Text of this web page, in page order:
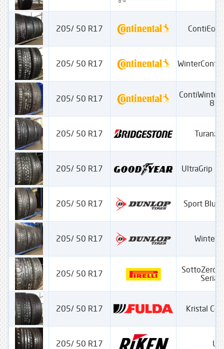
205/ 50 R17
205/ 50 R17
205/ 50 R17
205/ 50 R17
205/ 50 R17 UltraGrip
205/ 50 R17 Sport Blue
205/ 50 R17 Winter
205/ 50 R17
SottoZero
Seria
205/ 50 R17 Kristal
205/ 50 R17